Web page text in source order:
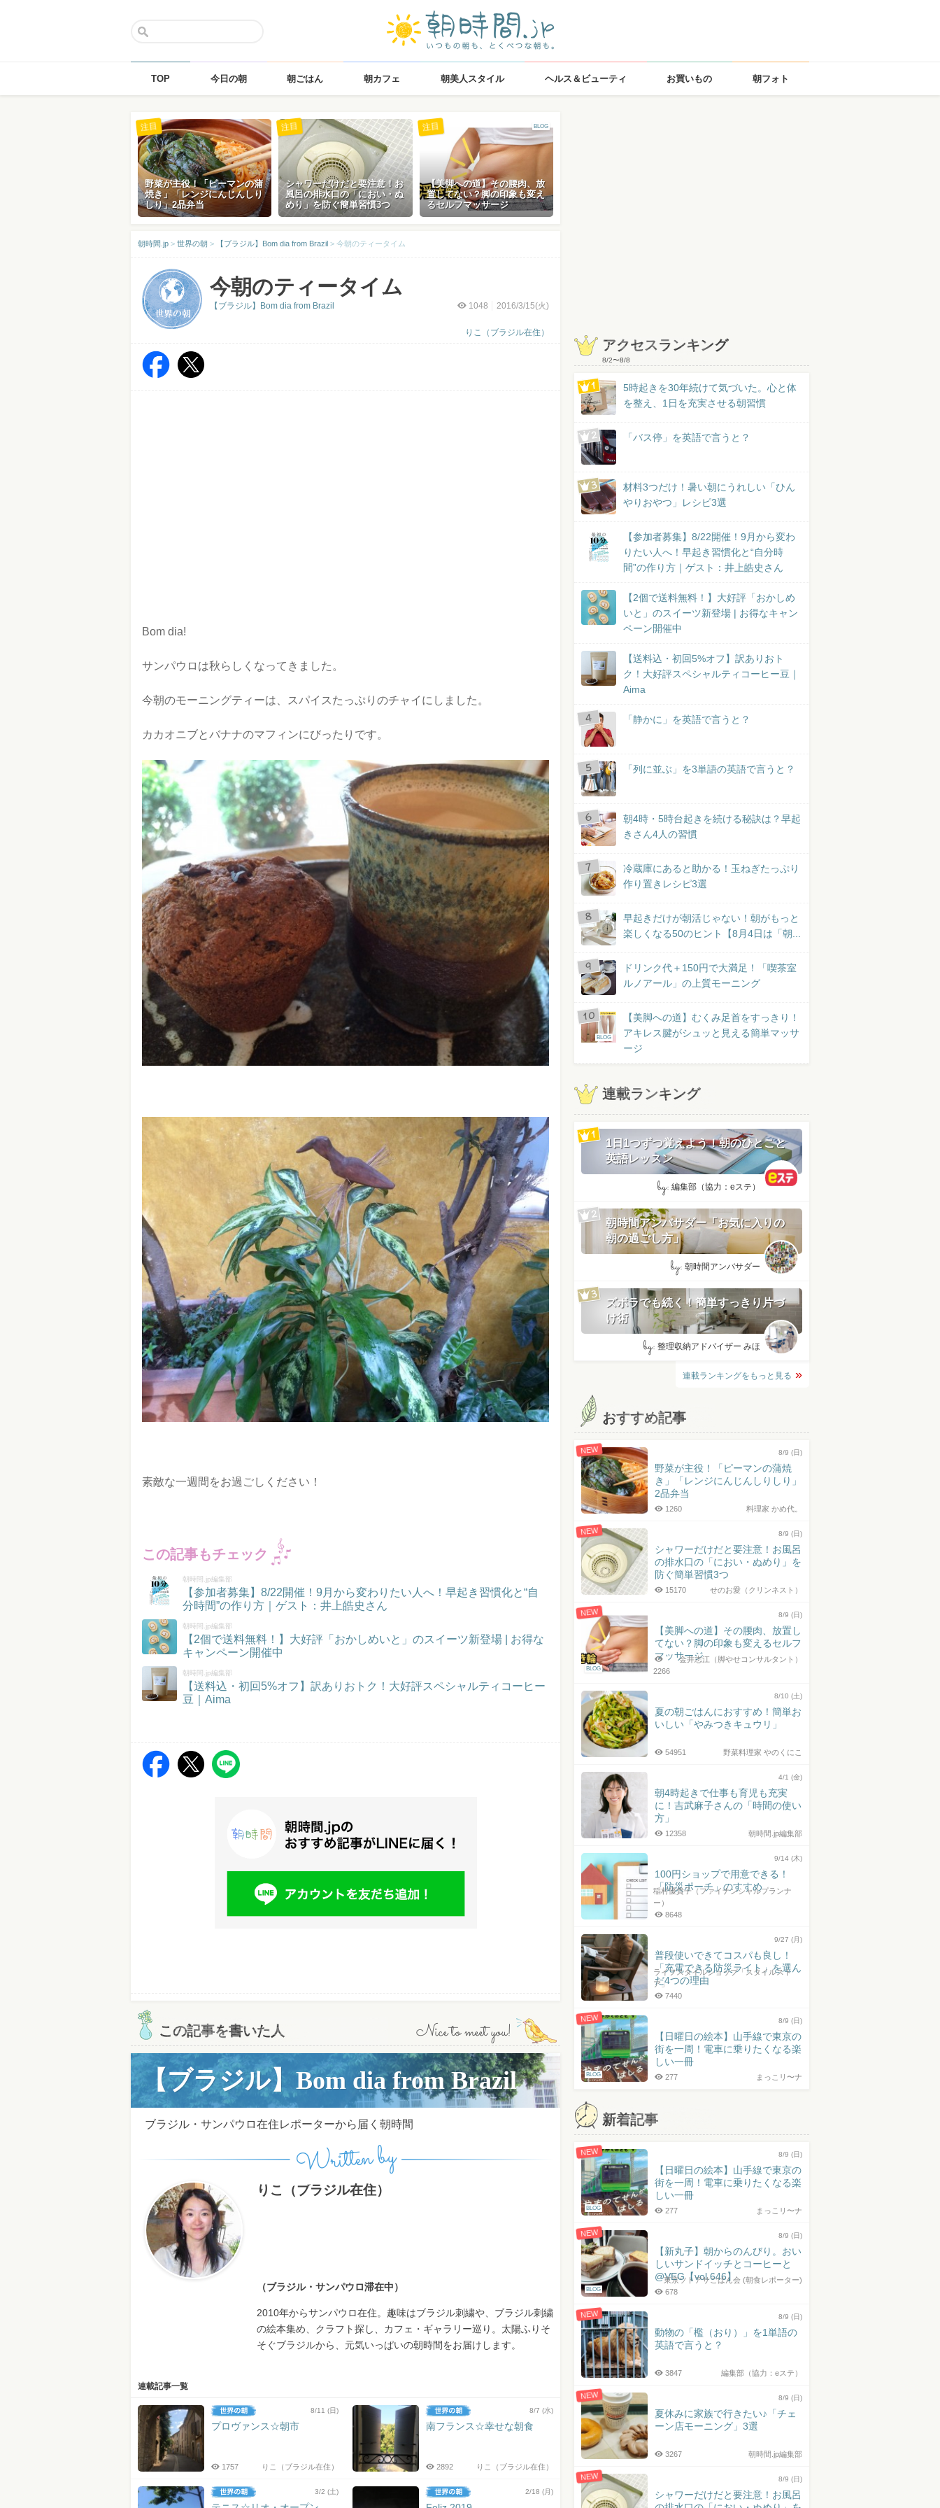
TOP 今日の朝 朝ごはん 朝カフェ 朝美人スタイル ヘルス＆ビューティ お買いもの 朝フォト
野菜が主役！「ピーマンの蒲
焼き」「レンジにんじんしり
しり」2品弁当
注目
シャワーだけだと要注意！お
風呂の排水口の「におい・ぬ
めり」を防ぐ簡単習慣3つ
注目 BLOG
【美脚への道】その腰肉、放
置してない？脚の印象も変え
るセルフマッサージ
注目
朝時間.jp > 世界の朝 > 【ブラジル】Bom dia from Brazil > 今朝のティータイム
今朝のティータイム
1048 2016/3/15(火)
りこ（ブラジル在住）
【ブラジル】Bom dia from Brazil
Bom dia!
サンパウロは秋らしくなってきました。
今朝のモーニングティーは、スパイスたっぷりのチャイにしました。
カカオニブとバナナのマフィンにびったりです。
素敵な一週間をお過ごしください！
この記事もチェック
朝時間.jp編集部
【参加者募集】8/22開催！9月から変わりたい人へ！早起き習慣化と“自
分時間”の作り方｜ゲスト：井上皓史さん
朝時間.jp編集部
【2個で送料無料！】大好評「おかしめいと」のスイーツ新登場 | お得な
キャンペーン開催中
朝時間.jp編集部
【送料込・初回5%オフ】訳ありおトク！大好評スペシャルティコーヒー
豆｜Aima
この記事を書いた人 Nice to meet you!
【ブラジル】Bom dia from Brazil
ブラジル・サンパウロ在住レポーターから届く朝時間
Written by
りこ（ブラジル在住）
（ブラジル・サンパウロ滞在中）
2010年からサンパウロ在住。趣味はブラジル刺繍や、ブラジル刺繍
の絵本集め、クラフト探し、カフェ・ギャラリー巡り。太陽ふりそ
そぐブラジルから、元気いっぱいの朝時間をお届けします。
連載記事一覧
8/11 (日)
プロヴァンス☆朝市
りこ（ブラジル在住）
1757
8/7 (水)
南フランス☆幸せな朝食
りこ（ブラジル在住）
2892
3/2 (土) 2/18 (月)
アクセスランキング
8/2〜8/8
5時起きを30年続けて気づいた。心と体
を整え、1日を充実させる朝習慣
「バス停」を英語で言うと？
材料3つだけ！暑い朝にうれしい「ひん
やりおやつ」レシピ3選
【参加者募集】8/22開催！9月から変わ
りたい人へ！早起き習慣化と“自分時
間”の作り方｜ゲスト：井上皓史さん
【2個で送料無料！】大好評「おかしめ
いと」のスイーツ新登場 | お得なキャン
ペーン開催中
【送料込・初回5%オフ】訳ありおト
ク！大好評スペシャルティコーヒー豆｜
Aima
「静かに」を英語で言うと？
「列に並ぶ」を3単語の英語で言うと？
朝4時・5時台起きを続ける秘訣は？早起
きさん4人の習慣
冷蔵庫にあると助かる！玉ねぎたっぷり
作り置きレシピ3選
早起きだけが朝活じゃない！朝がもっと
楽しくなる50のヒント【8月4日は「朝...
ドリンク代＋150円で大満足！「喫茶室
ルノアール」の上質モーニング
BLOG
【美脚への道】むくみ足首をすっきり！
アキレス腱がシュッと見える簡単マッサ
ージ
連載ランキング
1日1つずつ覚えよう！朝のひとこと
英語レッスン
by: 編集部（協力：eステ）
朝時間アンバサダー「お気に入りの
朝の過ごし方」
by: 朝時間アンバサダー
ズボラでも続く！簡単すっきり片づ
け術
by: 整理収納アドバイザー みほ
連載ランキングをもっと見る
おすすめ記事
NEW 8/9 (日)
野菜が主役！「ピーマンの蒲焼
き」「レンジにんじんしりしり」
2品弁当
料理家 かめ代。
1260
NEW 8/9 (日)
シャワーだけだと要注意！お風呂
の排水口の「におい・ぬめり」を
防ぐ簡単習慣3つ
せのお愛（クリンネスト）
15170
NEW
BLOG
8/9 (日)
【美脚への道】その腰肉、放置し
てない？脚の印象も変えるセルフ
マッサージ金井志江（脚やせコンサルタント）
2266
8/10 (土)
夏の朝ごはんにおすすめ！簡単お
いしい「やみつきキュウリ」
野菜料理家 やのくにこ
54951
4/1 (金)
朝4時起きで仕事も育児も充実
に！吉武麻子さんの「時間の使い
方」
朝時間.jp編集部
12358
9/14 (木)
100円ショップで用意できる！
「防災ポーチ」のすすめ
稲村優貴子（ファイナンシャルプランナ
ー）
8648
9/27 (月)
普段使いできてコスパも良し！
「充電できる防災ライト」を選ん
だ4つの理由
ライフスタイルショップ「スタイルスト
ア」
7440
NEW
BLOG
8/9 (日)
【日曜日の絵本】山手線で東京の
街を一周！電車に乗りたくなる楽
しい一冊
まっこリ〜ナ
277
新着記事
NEW
BLOG
8/9 (日)
【日曜日の絵本】山手線で東京の
街を一周！電車に乗りたくなる楽
しい一冊
まっこリ〜ナ
277
NEW
BLOG
8/9 (日)
【新丸子】朝からのんびり。おい
しいサンドイッチとコーヒーと
@VEG【vol.646】
東京ソトアサごはん会 (朝食レポーター)
678
NEW 8/9 (日)
動物の「檻（おり）」を1単語の
英語で言うと？
編集部（協力：eステ）
3847
NEW 8/9 (日)
夏休みに家族で行きたい♪「チェ
ーン店モーニング」3選
朝時間.jp編集部
3267
NEW 8/9 (日)
シャワーだけだと要注意！お風呂